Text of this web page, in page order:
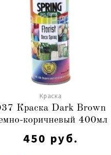
Краска
Краска Dark Brown
коричневый 400мл
450 руб.